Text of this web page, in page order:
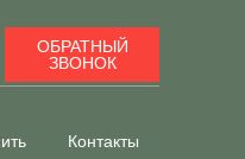
ОБРАТНЫЙ
ЗВОНОК
Контакты